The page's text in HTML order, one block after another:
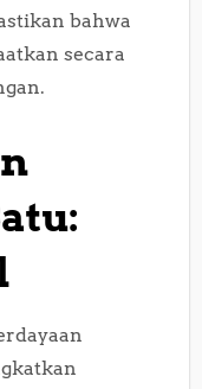
bahwa
secara